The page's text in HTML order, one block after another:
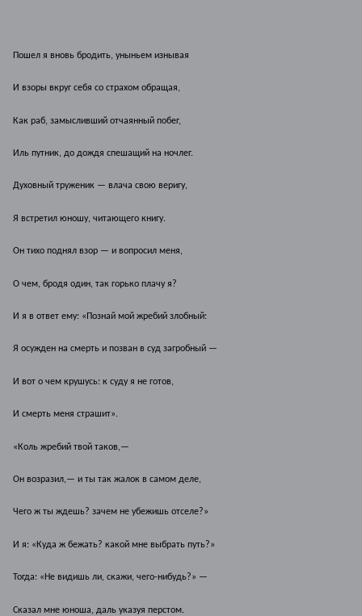
Пошел я вновь бродить, уныньем изнывая
И взоры вкруг себя со страхом обращая,
Как раб, замысливший отчаянный побег,
Иль путник, до дождя спешащий на ночлег.
Духовный труженик — влача свою веригу,
Я встретил юношу, читающего книгу.
Он тихо поднял взор — и вопросил меня,
О чем, бродя один, так горько плачу я?
И я в ответ ему: «Познай мой жребий злобный:
Я осужден на смерть и позван в суд загробный —
И вот о чем крушусь: к суду я не готов,
И смерть меня страшит».
«Коль жребий твой таков,—
Он возразил,— и ты так жалок в самом деле,
Чего ж ты ждешь? зачем не убежишь отселе?»
И я: «Куда ж бежать? какой мне выбрать путь?»
Тогда: «Не видишь ли, скажи, чего-нибудь?» —
Сказал мне юноша, даль указуя перстом.